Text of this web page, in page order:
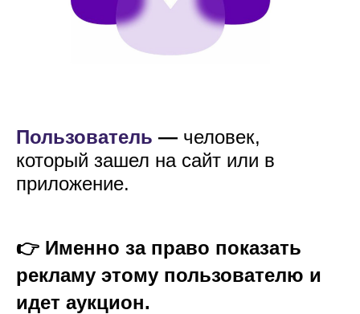
Пользователь — человек,
который зашел на сайт или в
приложение.
👉 Именно за право показать
рекламу этому пользователю и
идет аукцион.